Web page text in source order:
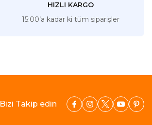
HIZLI KARGO
15:00’a kadar ki tüm siparişler
Bizi Takip edin